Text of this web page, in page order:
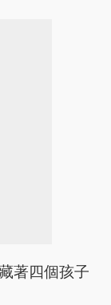
著四個孩子